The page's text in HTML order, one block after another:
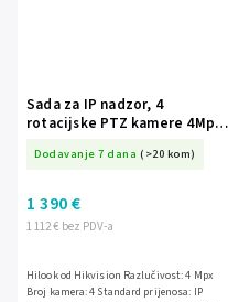
Sada za IP nadzor, 4
rotacijske PTZ kamere 4Mpx,
Hilook by Hikvision
Dodavanje 7 dana (>20 kom)
1 112 € bez PDV-a
1 390 €
Hilook od Hikvision Razlučivost: 4 Mpx
Broj kamera: 4 Standard prijenosa: IP